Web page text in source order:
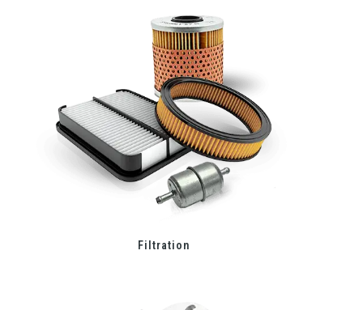
Filtration